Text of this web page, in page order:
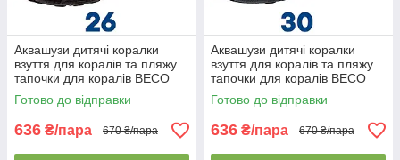
Аквашузи дитячі коралки
взуття для коралів та пляжу
тапочки для коралів BECO
92171 40 рожево-чорні (26р.)
Готово до відправки
636 ₴/пара 670 ₴/пара
Аквашузи дитячі коралки
взуття для коралів та пляжу
тапочки для коралів BECO
92171 58 червоно-зелені
(30р.)
Готово до відправки
636 ₴/пара 670 ₴/пара